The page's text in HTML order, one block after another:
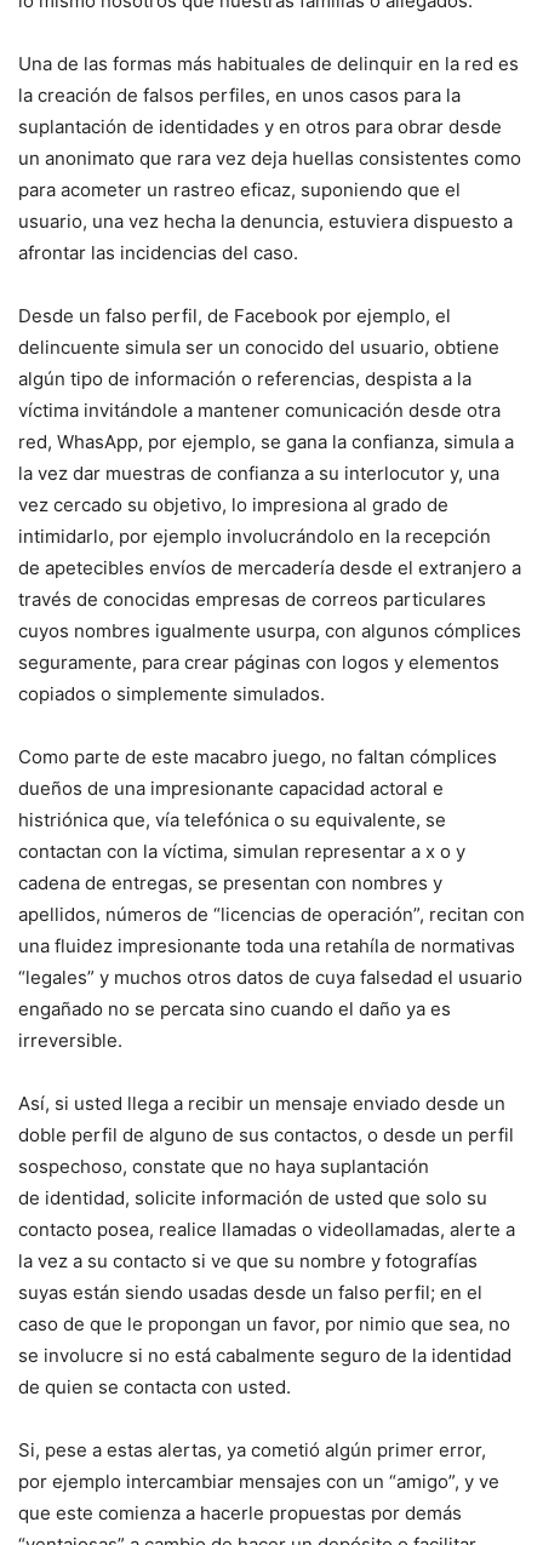
Una de las formas más habituales de delinquir en la red es
la creación de falsos perfiles, en unos casos para la
suplantación de identidades y en otros para obrar desde
un anonimato que rara vez deja huellas consistentes como
para acometer un rastreo eficaz, suponiendo que el
usuario, una vez hecha la denuncia, estuviera dispuesto a
afrontar las incidencias del caso.
Desde un falso perfil, de Facebook por ejemplo, el
delincuente simula ser un conocido del usuario, obtiene
algún tipo de información o referencias, despista a la
víctima invitándole a mantener comunicación desde otra
red, WhasApp, por ejemplo, se gana la confianza, simula a
la vez dar muestras de confianza a su interlocutor y, una
vez cercado su objetivo, lo impresiona al grado de
intimidarlo, por ejemplo involucrándolo en la recepción
de apetecibles envíos de mercadería desde el extranjero a
través de conocidas empresas de correos particulares
cuyos nombres igualmente usurpa, con algunos cómplices
seguramente, para crear páginas con logos y elementos
copiados o simplemente simulados.
Como parte de este macabro juego, no faltan cómplices
dueños de una impresionante capacidad actoral e
histriónica que, vía telefónica o su equivalente, se
contactan con la víctima, simulan representar a x o y
cadena de entregas, se presentan con nombres y
apellidos, números de “licencias de operación”, recitan con
una fluidez impresionante toda una retahíla de normativas
“legales” y muchos otros datos de cuya falsedad el usuario
engañado no se percata sino cuando el daño ya es
irreversible.
Así, si usted llega a recibir un mensaje enviado desde un
doble perfil de alguno de sus contactos, o desde un perfil
sospechoso, constate que no haya suplantación
de identidad, solicite información de usted que solo su
contacto posea, realice llamadas o videollamadas, alerte a
la vez a su contacto si ve que su nombre y fotografías
suyas están siendo usadas desde un falso perfil; en el
caso de que le propongan un favor, por nimio que sea, no
se involucre si no está cabalmente seguro de la identidad
de quien se contacta con usted.
Si, pese a estas alertas, ya cometió algún primer error,
por ejemplo intercambiar mensajes con un “amigo”, y ve
que este comienza a hacerle propuestas por demás